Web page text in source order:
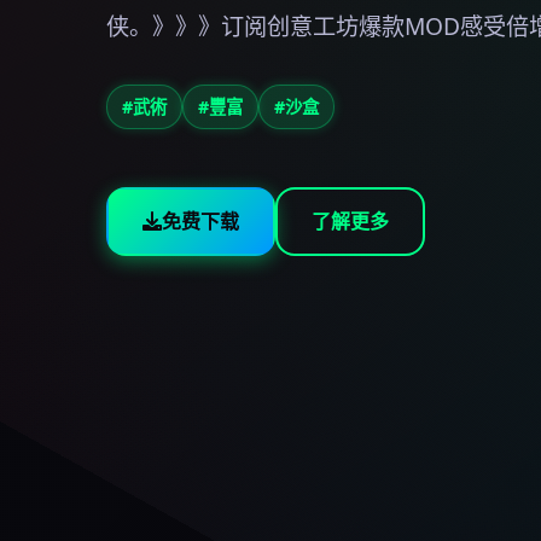
侠。》》》订阅创意工坊爆款MOD感受倍
#武術 #豐富 #沙盒
免费下载 了解更多